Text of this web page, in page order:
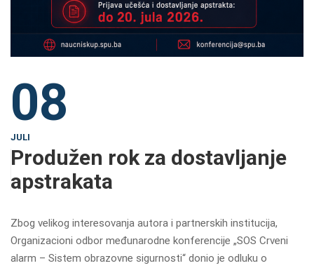
08
JULI
Produžen rok za dostavljanje
apstrakata
Zbog velikog interesovanja autora i partnerskih institucija,
Organizacioni odbor međunarodne konferencije „SOS Crveni
alarm – Sistem obrazovne sigurnosti“ donio je odluku o